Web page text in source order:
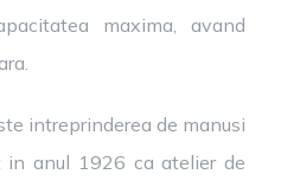
maxima, avand
intreprinderea de manusi
anul 1926 ca atelier de